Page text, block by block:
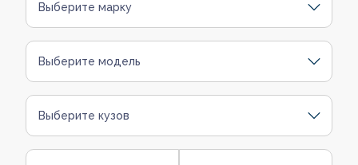
Выберите марку
Выберите модель
Выберите кузов